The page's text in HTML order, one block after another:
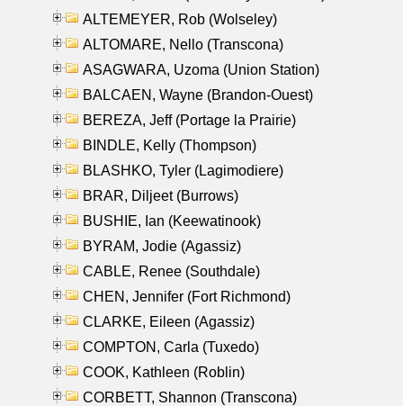
ALTEMEYER, Rob (Wolseley)
ALTOMARE, Nello (Transcona)
ASAGWARA, Uzoma (Union Station)
BALCAEN, Wayne (Brandon-Ouest)
BEREZA, Jeff (Portage la Prairie)
BINDLE, Kelly (Thompson)
BLASHKO, Tyler (Lagimodiere)
BRAR, Diljeet (Burrows)
BUSHIE, Ian (Keewatinook)
BYRAM, Jodie (Agassiz)
CABLE, Renee (Southdale)
CHEN, Jennifer (Fort Richmond)
CLARKE, Eileen (Agassiz)
COMPTON, Carla (Tuxedo)
COOK, Kathleen (Roblin)
CORBETT, Shannon (Transcona)